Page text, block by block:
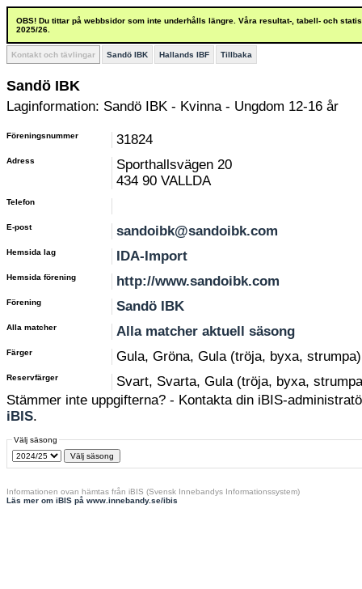
OBS! Du tittar på webbsidor som inte underhålls längre. Våra resultat-, tabell- och
2025/26.
Kontakt och tävlingar Sandö IBK Hallands IBF Tillbaka
Sandö IBK
Laginformation: Sandö IBK - Kvinna - Ungdom 12-16 år
Föreningsnummer 31824
Adress
Sporthallsvägen 20
434 90 VALLDA
Telefon
E-post sandoibk@sandoibk.com
Hemsida lag IDA-Import
Hemsida förening http://www.sandoibk.com
Förening Sandö IBK
Alla matcher Alla matcher aktuell säsong
Färger Gula, Gröna, Gula (tröja, byxa, strumpa)
Reservfärger
Svart, Svarta, Gula (tröja, byxa,
Stämmer inte uppgifterna? - Kontakta din iBIS-
iBIS.
Välj säsong
Informationen ovan hämtas från iBIS (Svensk Innebandys Informationssystem)
Läs mer om iBIS på www.innebandy.se/ibis